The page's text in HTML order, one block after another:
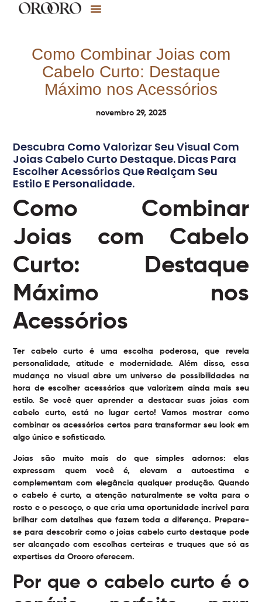
Como Combinar Joias com
Cabelo Curto: Destaque
Máximo nos Acessórios
novembro 29, 2025
Descubra Como Valorizar Seu Visual Com
Joias Cabelo Curto Destaque. Dicas Para
Escolher Acessórios Que Realçam Seu
Estilo E Personalidade.
Como Combinar
Joias com Cabelo
Curto: Destaque
Máximo nos
Acessórios
Ter cabelo curto é uma escolha poderosa, que revela
personalidade, atitude e modernidade. Além disso, essa
mudança no visual abre um universo de possibilidades na
hora de escolher acessórios que valorizem ainda mais seu
estilo. Se você quer aprender a destacar suas joias com
cabelo curto, está no lugar certo! Vamos mostrar como
combinar os acessórios certos para transformar seu look em
algo único e sofisticado.
Joias são muito mais do que simples adornos: elas
expressam quem você é, elevam a autoestima e
complementam com elegância qualquer produção. Quando
o cabelo é curto, a atenção naturalmente se volta para o
rosto e o pescoço, o que cria uma oportunidade incrível para
brilhar com detalhes que fazem toda a diferença. Prepare-
se para descobrir como o joias cabelo curto destaquepode
ser alcançado com escolhas certeiras e truques que só as
expertises da Orooro oferecem.
Por que o cabelo curto é o